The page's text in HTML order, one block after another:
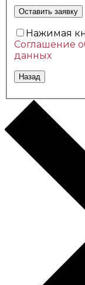
Нажимая
Соглашение
данных
Назад